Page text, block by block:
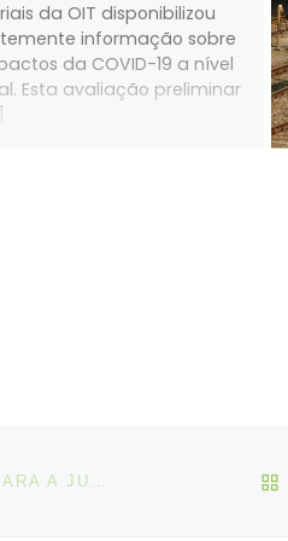
da OIT disponibilizou
informação sobre
da COVID-19 a nível
Esta avaliação preliminar